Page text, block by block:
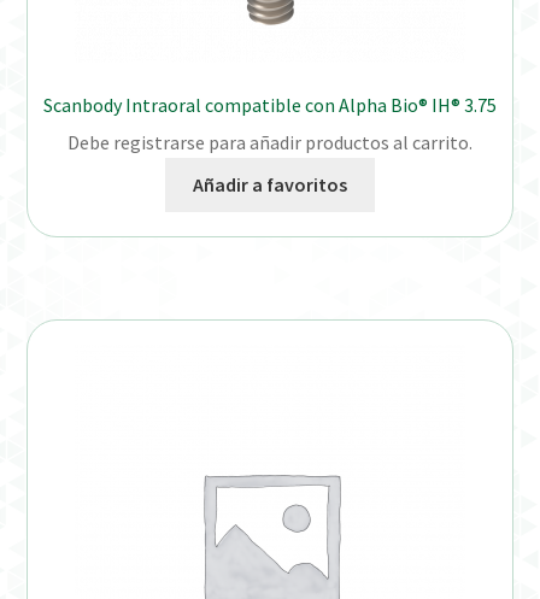
Scanbody Intraoral compatible con Alpha Bio® IH® 3.75
Debe registrarse para añadir productos al carrito.
Añadir a favoritos